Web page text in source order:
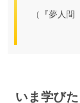
（『夢人間
いま学び